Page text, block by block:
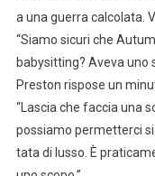
a una guerra calcolata.
“Siamo sicuri che
babysitting? Aveva uno
Preston rispose un
“Lascia che faccia una
possiamo permetterci
tata di lusso. È